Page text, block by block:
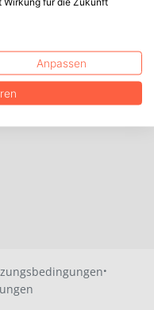
·
Anpassen